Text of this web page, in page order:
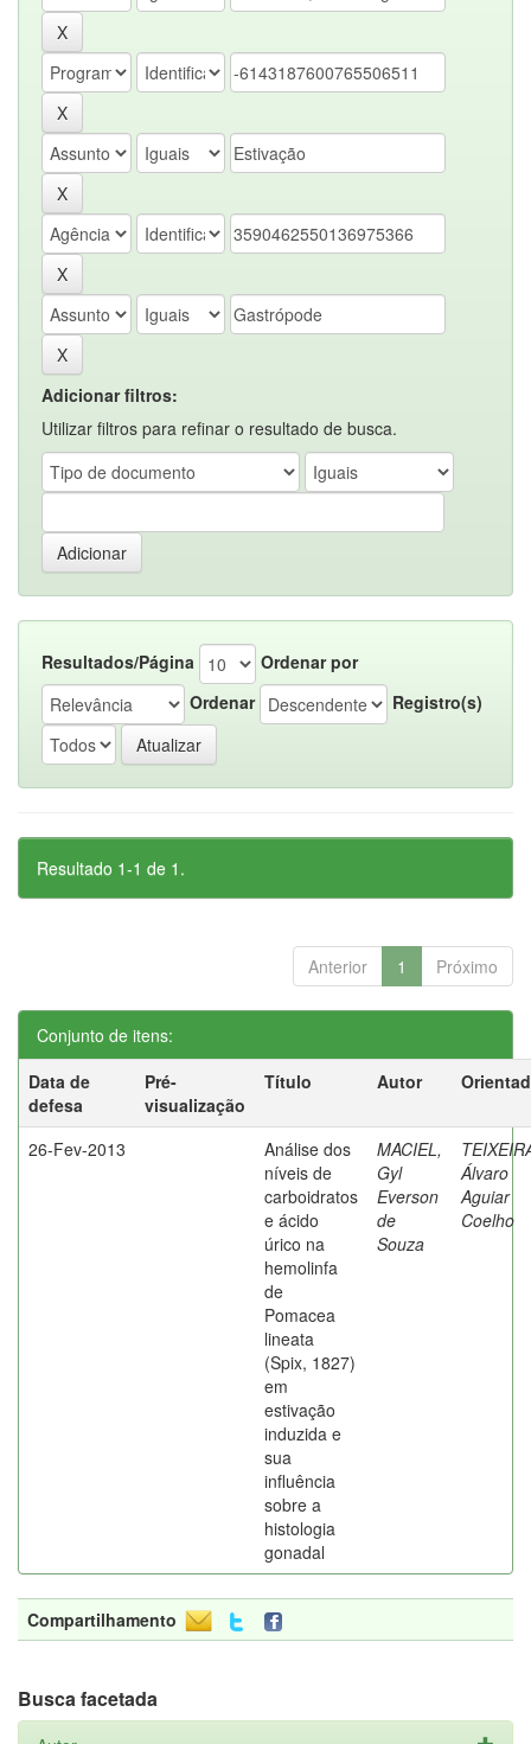
Adicionar filtros:
Utilizar filtros para refinar o resultado de busca.
Resultados/Página
Ordenar por
Ordenar
Registro(s)
Resultado 1-1 de 1.
Anterior 1 Próximo
Conjunto de itens:
Data de
defesa
Pré-
visualização
Título Autor
26-Fev-2013
Análise dos
níveis de
carboidratos
e ácido
úrico na
hemolinfa
de
Pomacea
lineata
(Spix, 1827)
em
estivação
induzida e
sua
influência
sobre a
histologia
gonadal
MACIEL,
Gyl
Everson
de
Souza
Álvaro
Aguiar
Coelho
Compartilhamento
Busca facetada